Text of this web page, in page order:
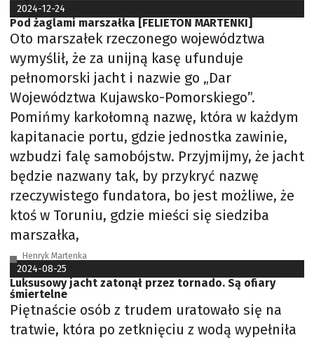
2024-12-24
Pod żaglami marszałka [FELIETON MARTENKI]
Oto marszałek rzeczonego województwa
wymyślił, że za unijną kasę ufunduje
pełnomorski jacht i nazwie go „Dar
Województwa Kujawsko-Pomorskiego”.
Pomińmy karkołomną nazwę, która w każdym
kapitanacie portu, gdzie jednostka zawinie,
wzbudzi falę samobójstw. Przyjmijmy, że jacht
będzie nazwany tak, by przykryć nazwę
rzeczywistego fundatora, bo jest możliwe, że
ktoś w Toruniu, gdzie mieści się siedziba
marszałka,
Henryk Martenka
2024-08-25
Luksusowy jacht zatonął przez tornado. Są ofiary
śmiertelne
Piętnaście osób z trudem uratowało się na
tratwie, która po zetknięciu z wodą wypełniła